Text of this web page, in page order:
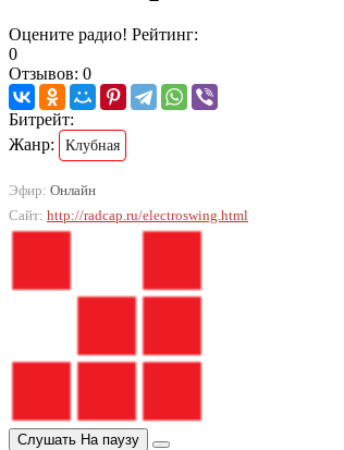
Оцените радио! Рейтинг:
0
Отзывов: 0
Битрейт:
Жанр:
Клубная
Эфир: Онлайн
Сайт: http://radcap.ru/electroswing.html
Слушать На паузу